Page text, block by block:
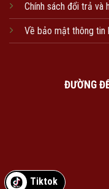
Chính sách đổi trả và
Về bảo mật thông tin
ĐƯỜNG
Tiktok